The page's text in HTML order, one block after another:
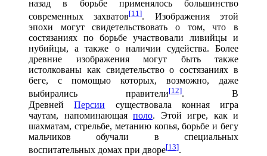
назад в борьбе применялось большинство
современных захватов[11]. Изображения этой
эпохи могут свидетельствовать о том, что в
состязаниях по борьбе участвовали ливийцы и
нубийцы, а также о наличии судейства. Более
древние изображения могут быть также
истолкованы как свидетельство о состязаниях в
беге, с помощью которых, возможно, даже
выбирались правители[12]. В
Древней
Персии
существовала конная игра
чаутам, напоминающая поло. Этой игре, как и
шахматам, стрельбе, метанию копья, борьбе и бегу
мальчиков обучали в специальных
воспитательных домах при дворе[13].